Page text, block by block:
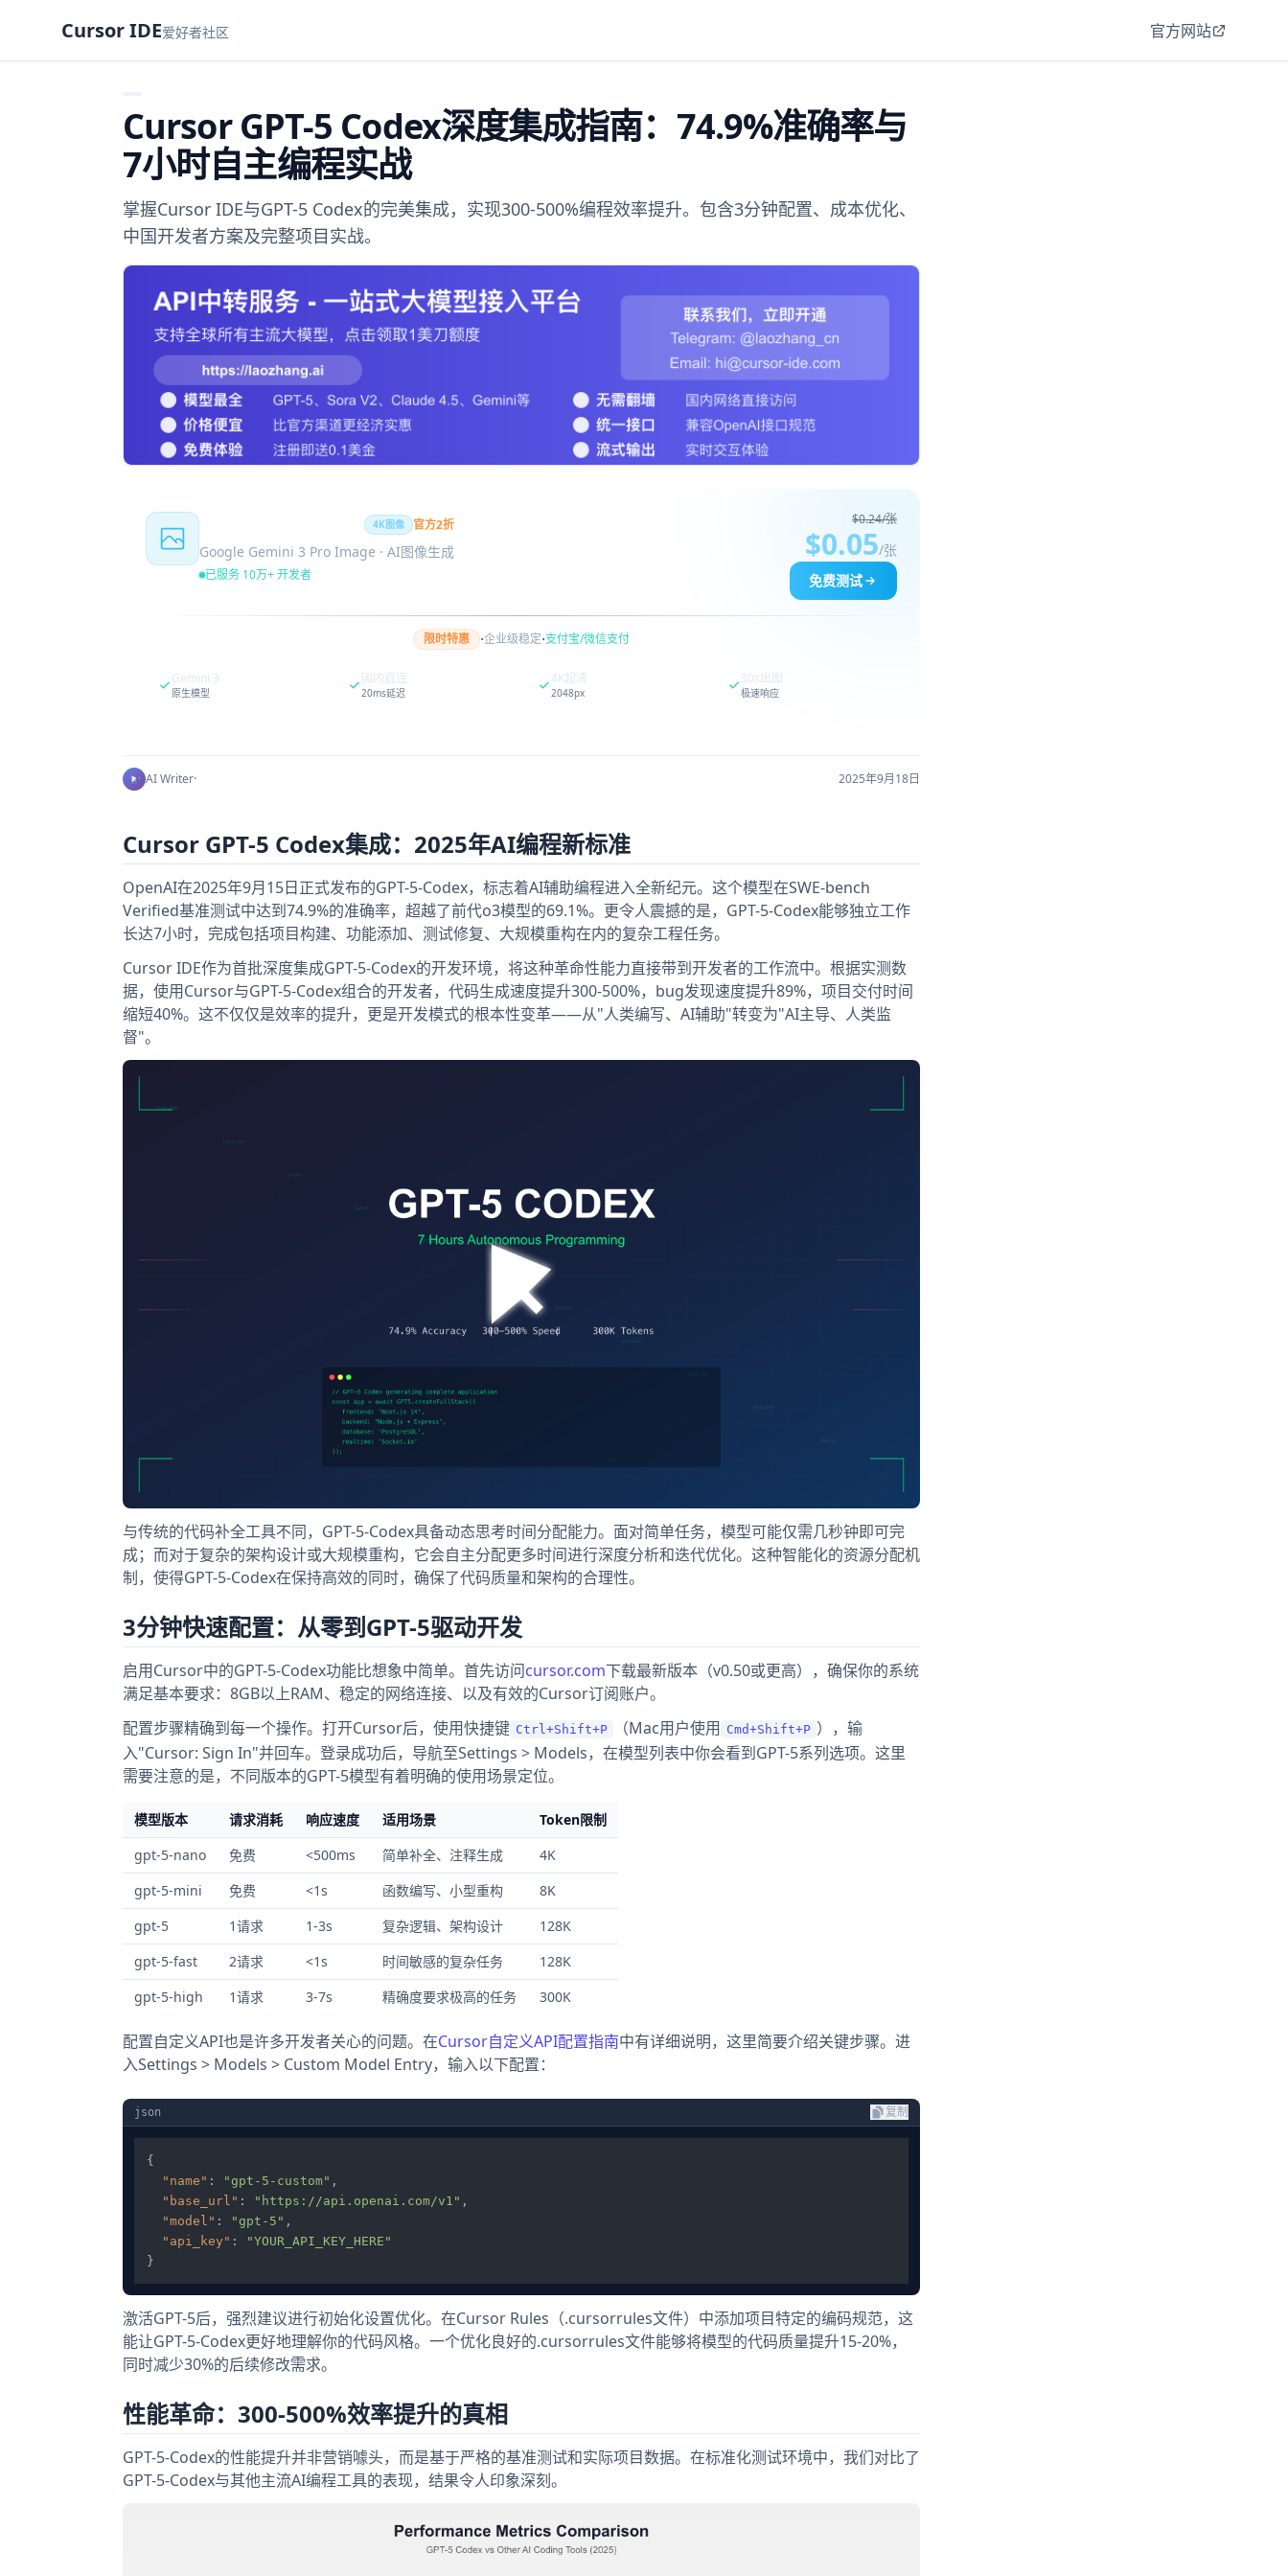
Cursor IDE爱好者社区 官方网站
Cursor GPT-5 Codex深度集成指南：74.9%准确率与
7小时自主编程实战
掌握Cursor IDE与GPT-5 Codex的完美集成，实现300-500%编程效率提升。包含3分钟配置、成本优化、
中国开发者方案及完整项目实战。
4K图像 官方2折
Google Gemini 3 Pro Image · AI图像生成
已服务 10万+ 开发者
$0.24/张
$0.05/张
免费测试
限时特惠 ·企业级稳定·支付宝/微信支付
Gemini 3
原生模型
国内直连
20ms延迟
4K超清
2048px
30s出图
极速响应
AI Writer· 2025年9月18日
Cursor GPT-5 Codex集成：2025年AI编程新标准
OpenAI在2025年9月15日正式发布的GPT-5-Codex，标志着AI辅助编程进入全新纪元。这个模型在SWE-bench
Verified基准测试中达到74.9%的准确率，超越了前代o3模型的69.1%。更令人震撼的是，GPT-5-Codex能够独立工作
长达7小时，完成包括项目构建、功能添加、测试修复、大规模重构在内的复杂工程任务。
Cursor IDE作为首批深度集成GPT-5-Codex的开发环境，将这种革命性能力直接带到开发者的工作流中。根据实测数
据，使用Cursor与GPT-5-Codex组合的开发者，代码生成速度提升300-500%，bug发现速度提升89%，项目交付时间
缩短40%。这不仅仅是效率的提升，更是开发模式的根本性变革——从"人类编写、AI辅助"转变为"AI主导、人类监
督"。
与传统的代码补全工具不同，GPT-5-Codex具备动态思考时间分配能力。面对简单任务，模型可能仅需几秒钟即可完
成；而对于复杂的架构设计或大规模重构，它会自主分配更多时间进行深度分析和迭代优化。这种智能化的资源分配机
制，使得GPT-5-Codex在保持高效的同时，确保了代码质量和架构的合理性。
3分钟快速配置：从零到GPT-5驱动开发
启用Cursor中的GPT-5-Codex功能比想象中简单。首先访问cursor.com下载最新版本（v0.50或更高），确保你的系统
满足基本要求：8GB以上RAM、稳定的网络连接、以及有效的Cursor订阅账户。
配置步骤精确到每一个操作。打开Cursor后，使用快捷键 Ctrl+Shift+P （Mac用户使用 Cmd+Shift+P ），输
入"Cursor: Sign In"并回车。登录成功后，导航至Settings > Models，在模型列表中你会看到GPT-5系列选项。这里
需要注意的是，不同版本的GPT-5模型有着明确的使用场景定位。
模型版本 请求消耗 响应速度 适用场景
Token限制
gpt-5-nano
免费 <500ms 简单补全、注释生成
4K
gpt-5-mini
免费 <1s 函数编写、小型重构
8K
gpt-5
1请求 1-3s 复杂逻辑、架构设计
128K
gpt-5-fast
2请求 <1s 时间敏感的复杂任务
128K
gpt-5-high
1请求 3-7s 精确度要求极高的任务 300K
配置自定义API也是许多开发者关心的问题。在Cursor自定义API配置指南中有详细说明，这里简要介绍关键步骤。进
入Settings > Models > Custom Model Entry，输入以下配置：
json 复制
{
"name" : "gpt-5-custom" ,
"base_url" : "https://api.openai.com/v1" ,
"model" : "gpt-5" ,
"api_key" :
"YOUR_API_KEY_HERE"
}
激活GPT-5后，强烈建议进行初始化设置优化。在Cursor Rules（.cursorrules文件）中添加项目特定的编码规范，这
能让GPT-5-Codex更好地理解你的代码风格。一个优化良好的.cursorrules文件能够将模型的代码质量提升15-20%，
同时减少30%的后续修改需求。
性能革命：300-500%效率提升的真相
GPT-5-Codex的性能提升并非营销噱头，而是基于严格的基准测试和实际项目数据。在标准化测试环境中，我们对比了
GPT-5-Codex与其他主流AI编程工具的表现，结果令人印象深刻。